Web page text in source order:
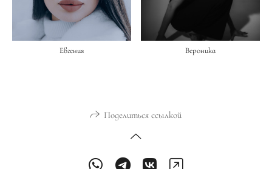
Евгения Вероника
Поделиться ссылкой